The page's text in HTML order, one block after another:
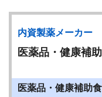
内資製薬メーカー
医薬品・健康補
医薬品・健康補助